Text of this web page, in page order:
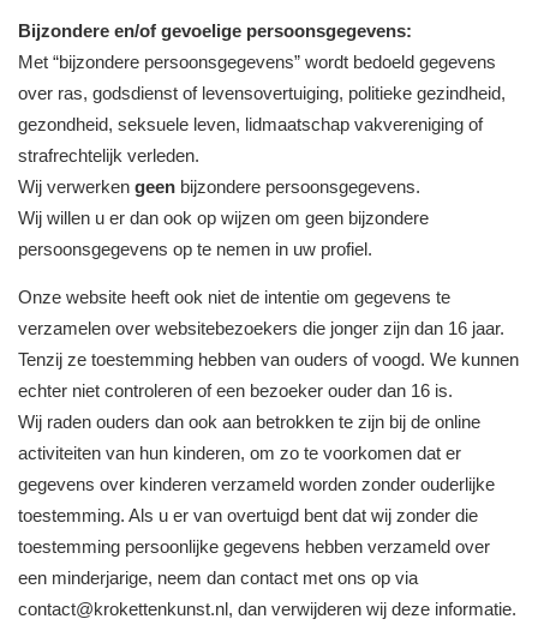
Bijzondere en/of gevoelige persoonsgegevens:
Met “bijzondere persoonsgegevens” wordt bedoeld gegevens
over ras, godsdienst of levensovertuiging, politieke gezindheid,
gezondheid, seksuele leven, lidmaatschap vakvereniging of
strafrechtelijk verleden.
Wij verwerken geen bijzondere persoonsgegevens.
Wij willen u er dan ook op wijzen om geen bijzondere
persoonsgegevens op te nemen in uw profiel.
Onze website heeft ook niet de intentie om gegevens te
verzamelen over websitebezoekers die jonger zijn dan 16 jaar.
Tenzij ze toestemming hebben van ouders of voogd. We kunnen
echter niet controleren of een bezoeker ouder dan 16 is.
Wij raden ouders dan ook aan betrokken te zijn bij de online
activiteiten van hun kinderen, om zo te voorkomen dat er
gegevens over kinderen verzameld worden zonder ouderlijke
toestemming. Als u er van overtuigd bent dat wij zonder die
toestemming persoonlijke gegevens hebben verzameld over
een minderjarige, neem dan contact met ons op via
contact@krokettenkunst.nl, dan verwijderen wij deze informatie.